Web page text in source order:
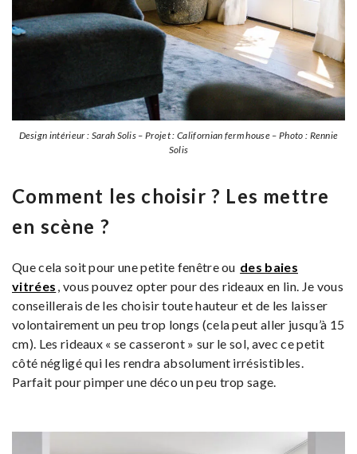
Design intérieur : Sarah Solis – Projet : Californian ferm house – Photo : Rennie
Solis
Comment les choisir ? Les mettre
en scène ?
Que cela soit pour une petite fenêtre ou des baies
vitrées , vous pouvez opter pour des rideaux en lin. Je vous
conseillerais de les choisir toute hauteur et de les laisser
volontairement un peu trop longs (cela peut aller jusqu’à 15
cm). Les rideaux « se casseront » sur le sol, avec ce petit
côté négligé qui les rendra absolument irrésistibles.
Parfait pour pimper une déco un peu trop sage.